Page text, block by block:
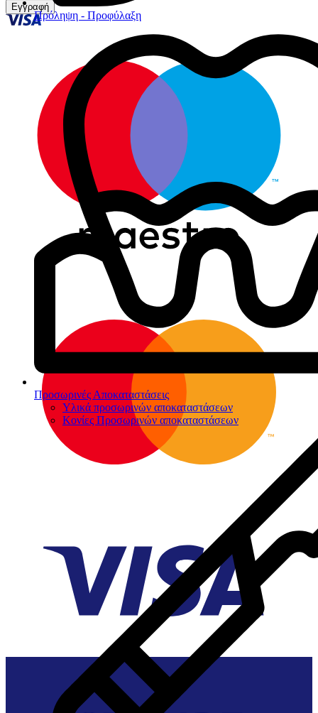
Πρόληψη - Προφύλαξη
Προσωρινές Αποκαταστάσεις
Υλικά προσωρινών αποκαταστάσεων
Κονίες Προσωρινών αποκαταστάσεων
Εγγραφή